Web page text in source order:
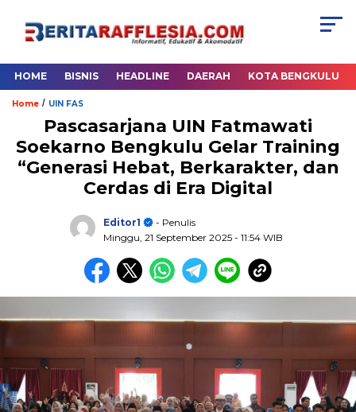
HOME BISNIS HEADLINE DAERAH KOTA BENGKULU
Home / UIN FAS
Pascasarjana UIN Fatmawati
Soekarno Bengkulu Gelar Training
“Generasi Hebat, Berkarakter, dan
Cerdas di Era Digital
Editor1
- Penulis
Minggu, 21 September 2025 - 11:54 WIB